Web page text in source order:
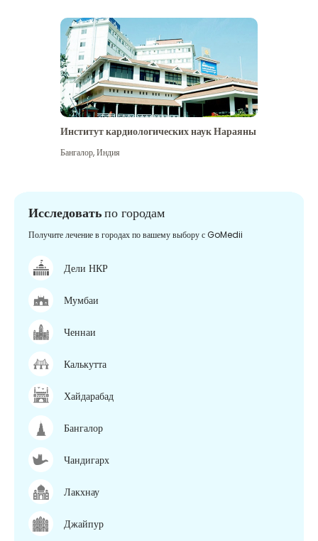
Институт кардиологических наук Нараяны
Бангалор,Индия
Исследоватьпо городам
Получите лечение в городах по вашему выбору с GoMedii
Дели НКР
Мумбаи
Ченнаи
Калькутта
Хайдарабад
Бангалор
Чандигарх
Лакхнау
Джайпур